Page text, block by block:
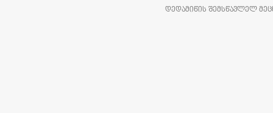
ᲓᲔᲓᲐᲛᲘᲬᲘᲡ ᲨᲔᲛᲡᲬᲐᲕᲚᲔᲚ